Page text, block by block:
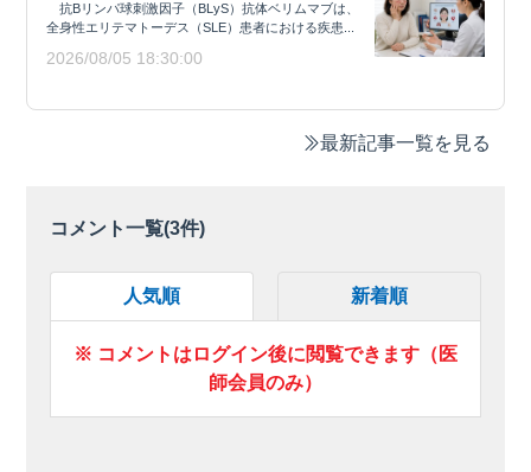
抗Bリンパ球刺激因子（BLyS）抗体ベリムマブは、
全身性エリテマトーデス（SLE）患者における疾患...
2026/08/05 18:30:00
最新記事一覧を見る
コメント一覧(3件)
人気順 新着順
※ コメントはログイン後に閲覧できます（医
師会員のみ）